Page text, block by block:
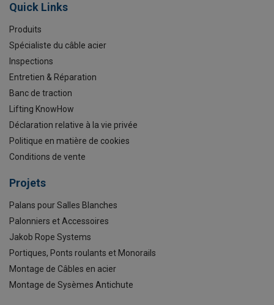
Quick Links
Produits
Spécialiste du câble acier
Inspections
Entretien & Réparation
Banc de traction
Lifting KnowHow
Déclaration relative à la vie privée
Politique en matière de cookies
Conditions de vente
Projets
Palans pour Salles Blanches
Palonniers et Accessoires
Jakob Rope Systems
Portiques, Ponts roulants et Monorails
Montage de Câbles en acier
Montage de Sysèmes Antichute